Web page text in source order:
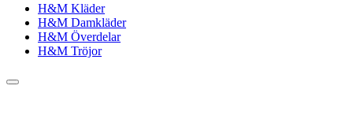
H&M Kläder
H&M Damkläder
H&M Överdelar
H&M Tröjor